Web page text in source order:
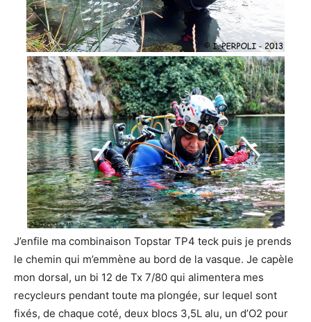
J’enfile ma combinaison Topstar TP4 teck puis je prends
le chemin qui m’emmène au bord de la vasque. Je capèle
mon dorsal, un bi 12 de Tx 7/80 qui alimentera mes
recycleurs pendant toute ma plongée, sur lequel sont
fixés, de chaque coté, deux blocs 3,5L alu, un d’O2 pour